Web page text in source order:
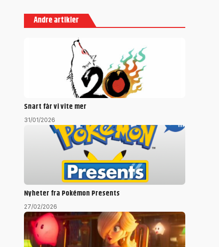
Andre artikler
Snart får vi vite mer
31/01/2026
Nyheter fra Pokémon Presents
27/02/2026